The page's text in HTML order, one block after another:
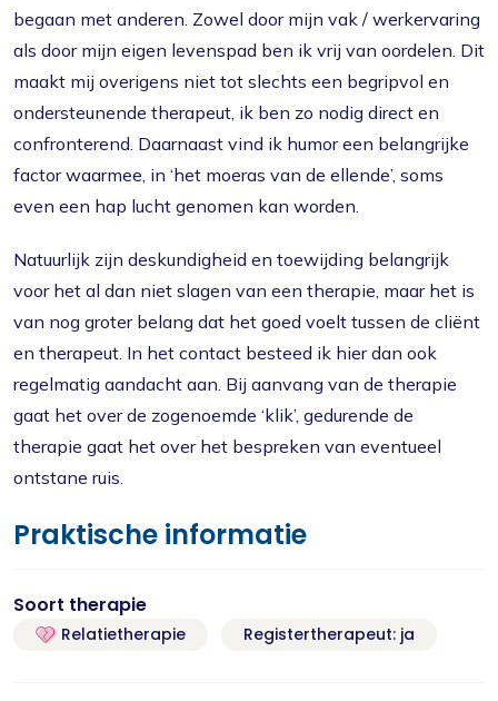
begaan met anderen. Zowel door mijn vak / werkervaring
als door mijn eigen levenspad ben ik vrij van oordelen. Dit
maakt mij overigens niet tot slechts een begripvol en
ondersteunende therapeut, ik ben zo nodig direct en
confronterend. Daarnaast vind ik humor een belangrijke
factor waarmee, in ‘het moeras van de ellende’, soms
even een hap lucht genomen kan worden.
Natuurlijk zijn deskundigheid en toewijding belangrijk
voor het al dan niet slagen van een therapie, maar het is
van nog groter belang dat het goed voelt tussen de cliënt
en therapeut. In het contact besteed ik hier dan ook
regelmatig aandacht aan. Bij aanvang van de therapie
gaat het over de zogenoemde ‘klik’, gedurende de
therapie gaat het over het bespreken van eventueel
ontstane ruis.
Praktische informatie
Soort therapie
Relatietherapie Registertherapeut: ja